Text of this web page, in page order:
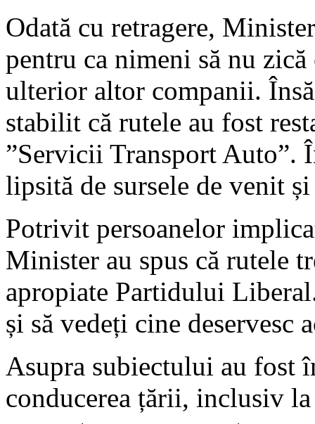
Odată cu retragere,
pentru ca nimeni să nu zică
ulterior altor companii.
stabilit că rutele au fost
”Servicii Transport Auto”.
lipsită de sursele de venit
Potrivit persoanelor
Minister au spus că rutele
apropiate Partidului
și să vedeți cine deservesc
Asupra subiectului au fost
conducerea țării, inclusiv